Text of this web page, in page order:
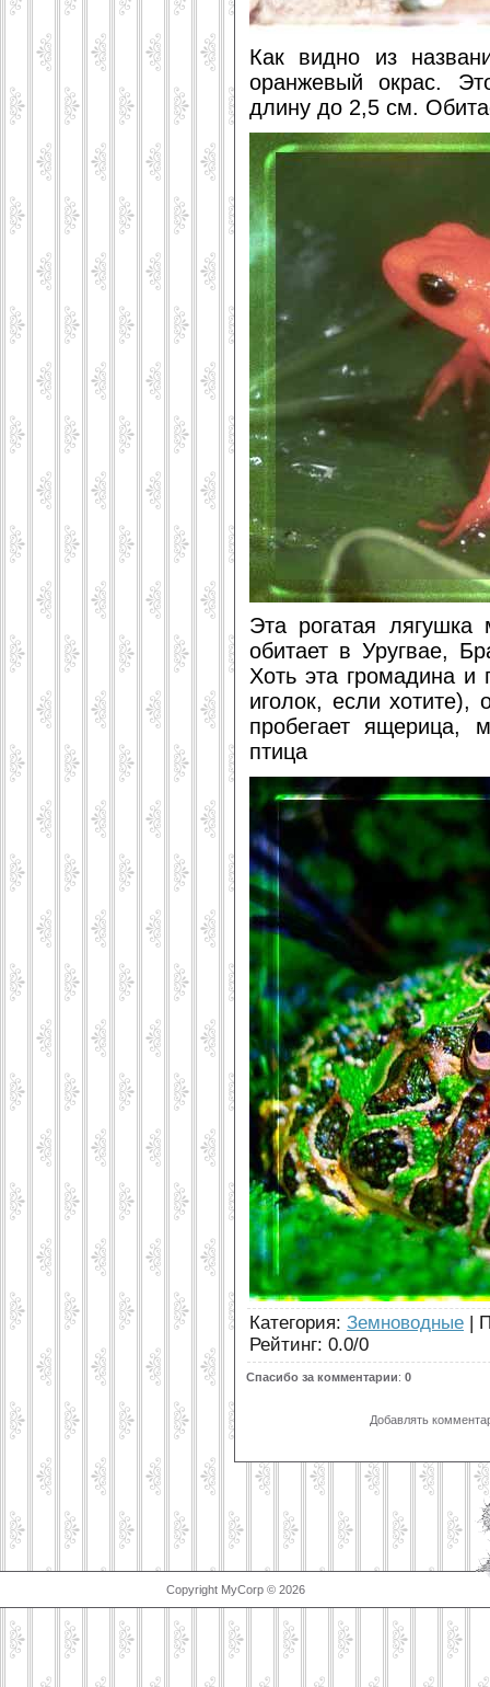
Как видно из
оранжевый окрас.
длину до 2,5 см.
Эта рогатая
обитает в Уругвае,
Хоть эта громадина
иголок, если хотите),
пробегает ящерица,
птица
Категория: Земноводные |
Рейтинг: 0.0/0
Спасибо за комментарии: 0
Добавлять
Copyright MyCorp © 2026